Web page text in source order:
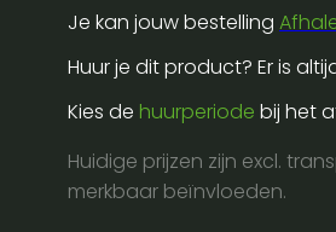
Je kan jouw bestelling
Huur je dit product? Er is
Kies de huurperiode bij het
Huidige prijzen zijn excl.
merkbaar beïnvloeden.